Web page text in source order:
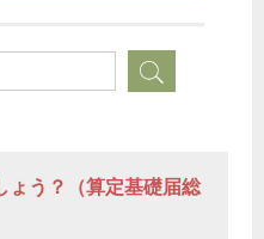
ょう？（算定基礎届総